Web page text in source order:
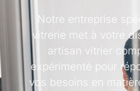
Notre entreprise
vitrerie met à votre
artisan vitrier
expérimenté pour
vos besoins en